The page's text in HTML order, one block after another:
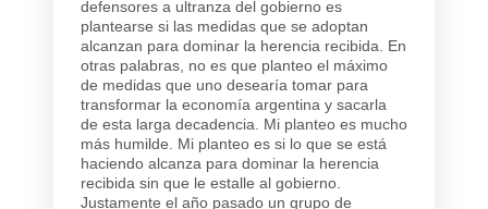
defensores a ultranza del gobierno es
plantearse si las medidas que se adoptan
alcanzan para dominar la herencia recibida. En
otras palabras, no es que planteo el máximo
de medidas que uno desearía tomar para
transformar la economía argentina y sacarla
de esta larga decadencia. Mi planteo es mucho
más humilde. Mi planteo es si lo que se está
haciendo alcanza para dominar la herencia
recibida sin que le estalle al gobierno.
Justamente el año pasado un grupo de